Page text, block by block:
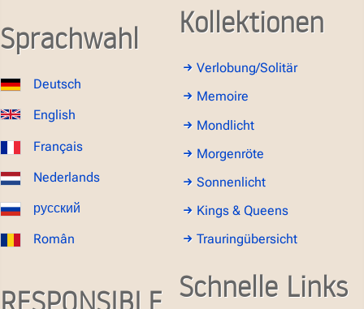
Sprachwahl
Deutsch
English
Français
Nederlands
русский
Român
RESPONSIBLE
Kollektionen
Verlobung/Solitär
Memoire
Mondlicht
Morgenröte
Sonnenlicht
Kings & Queens
Trauringübersicht
Schnelle Links